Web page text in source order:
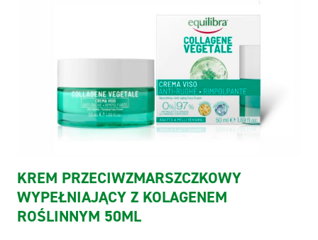
KREM PRZECIWZMARSZCZKOWY
WYPEŁNIAJĄCY Z KOLAGENEM
ROŚLINNYM 50ML